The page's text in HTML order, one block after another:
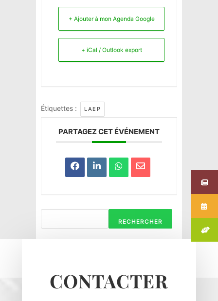
+ Ajouter à mon Agenda Google
+ iCal / Outlook export
Étiquettes : LAEP
PARTAGEZ CET ÉVÉNEMENT
RECHERCHER
CONTACTER